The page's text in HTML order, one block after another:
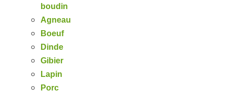
boudin
Agneau
Boeuf
Dinde
Gibier
Lapin
Porc